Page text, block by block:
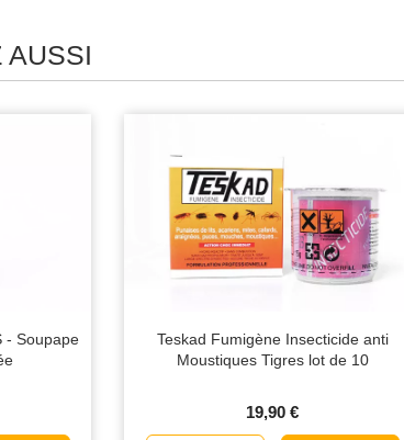
AUSSI
- Soupape
Teskad Fumigène Insecticide anti
Moustiques Tigres lot de 10
19,90 €